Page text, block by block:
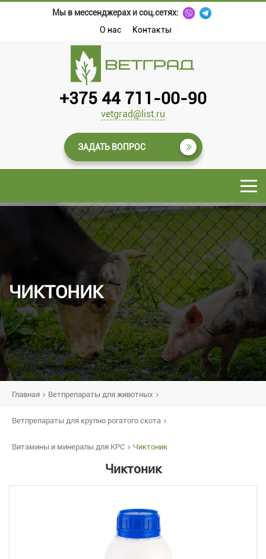
Мы в мессенджерах и соц.сетях:
О нас
Контакты
+375 44 711-00-90
vetgrad@list.ru
ЗАДАТЬ ВОПРОС
ЧИКТОНИК
Главная Ветпрепараты для животных
Ветпрепараты для крупно рогатого скота
Витамины и минералы для КРС Чиктоник
Чиктоник